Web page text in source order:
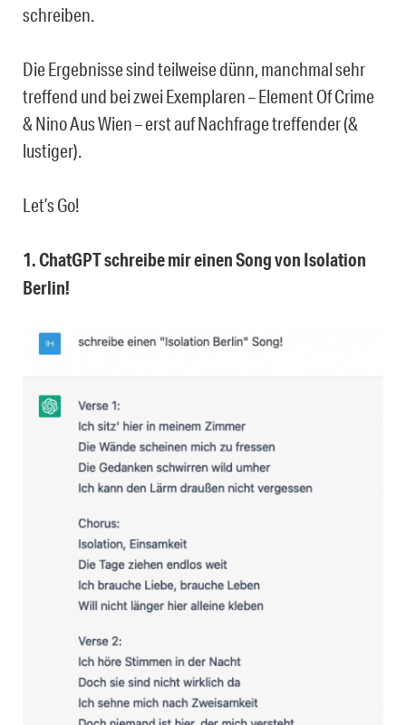
schreiben.
Die Ergebnisse sind teilweise dünn, manchmal sehr
treffend und bei zwei Exemplaren – Element Of Crime
& Nino Aus Wien – erst auf Nachfrage treffender (&
lustiger).
Let’s Go!
1. ChatGPT schreibe mir einen Song von Isolation
Berlin!